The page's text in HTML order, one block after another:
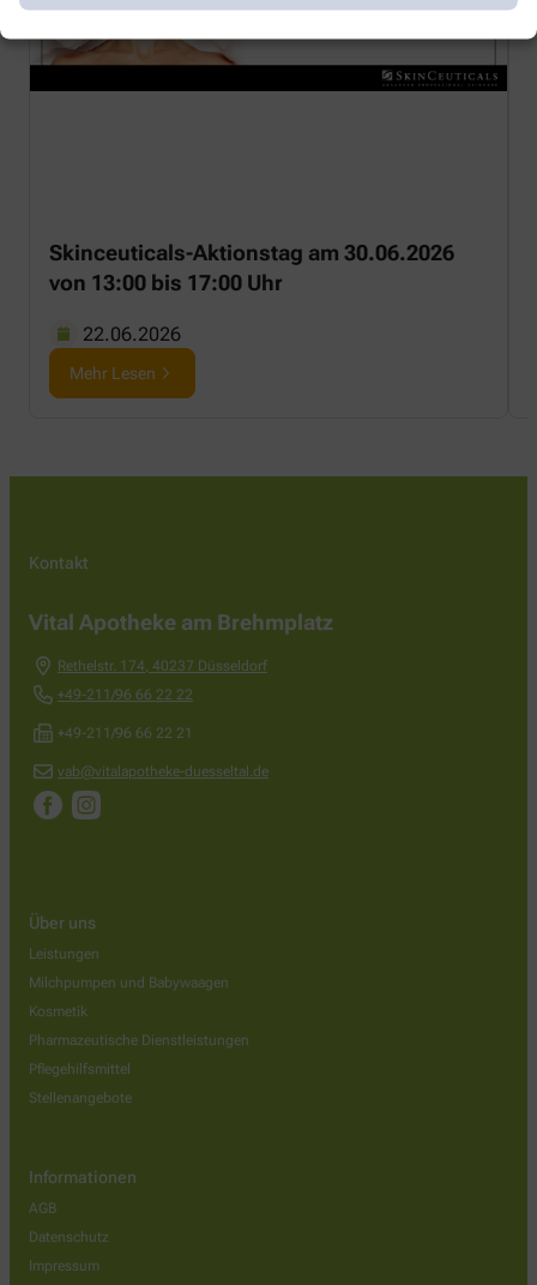
Skinceuticals-Aktionstag am 30.06.2026
von 13:00 bis 17:00 Uhr
22.06.2026
Mehr Lesen
Kontakt
Vital Apotheke am Brehmplatz
Rethelstr. 174, 40237 Düsseldorf
+49-211/96 66 22 22
+49-211/96 66 22 21
vab@vitalapotheke-duesseltal.de
Über uns
Leistungen
Milchpumpen und Babywaagen
Kosmetik
Pharmazeutische Dienstleistungen
Pflegehilfsmittel
Stellenangebote
Informationen
AGB
Datenschutz
Impressum